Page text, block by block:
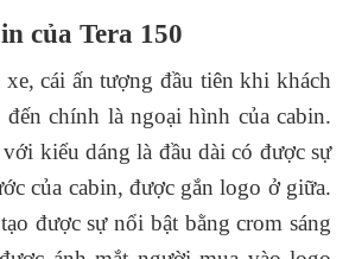
của Tera 150
cái ấn tượng đầu tiên khi khách
chính là ngoại hình của cabin.
kiểu dáng là đầu dài có được sự
của cabin, được gắn logo ở giữa.
được sự nổi bật bằng crom sáng